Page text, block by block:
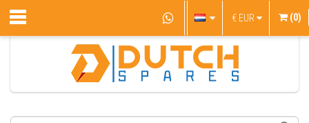
€ EUR (0)